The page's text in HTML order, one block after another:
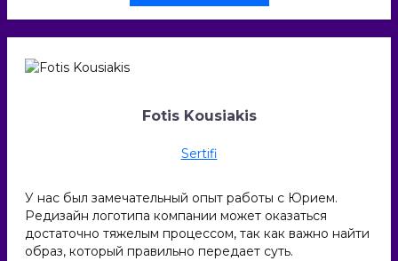
Fotis Kousiakis
Sertifi
У нас был замечательный опыт работы с Юрием.
Редизайн логотипа компании может оказаться
достаточно тяжелым процессом, так как важно найти
образ, который правильно передает суть.